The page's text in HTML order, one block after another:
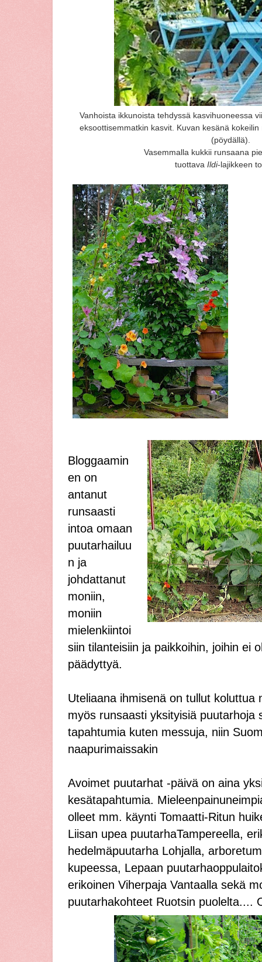
Vanhoista ikkunoista tehdyssä kasvihuoneessa
eksoottisemmatkin kasvit. Kuvan kesänä
(pöydällä).
Vasemmalla kukkii runsaana
tuottava Ildi-lajikkeen
Bloggaamin
en on
antanut
runsaasti
intoa omaan
puutarhailuu
n ja
johdattanut
moniin,
moniin
mielenkiintoi
siin tilanteisiin ja paikkoihin, joihin ei
päädyttyä.
Uteliaana ihmisenä on tullut koluttua
myös runsaasti yksityisiä puutarhoja
tapahtumia kuten messuja, niin
naapurimaissakin
Avoimet puutarhat -päivä on aina
kesätapahtumia.
olleet mm. käynti Tomaatti-Ritun
Liisan upea puutarhaTampereella,
hedelmäpuutarha Lohjalla,
kupeessa, Lepaan
erikoinen Viherpaja Vantaalla sekä
puutarhakohteet Ruotsin puolelta....